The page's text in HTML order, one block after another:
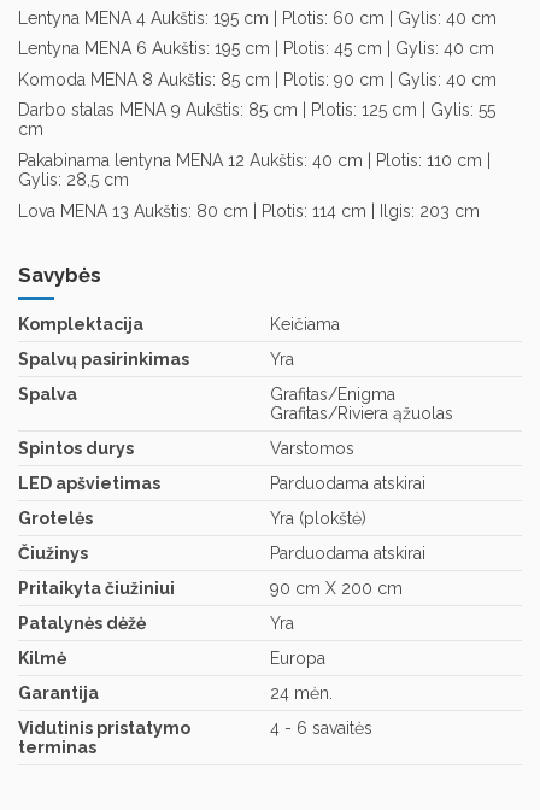
Lentyna MENA 4 Aukštis: 195 cm | Plotis: 60 cm | Gylis: 40 cm
Lentyna MENA 6 Aukštis: 195 cm | Plotis: 45 cm | Gylis: 40 cm
Komoda MENA 8 Aukštis: 85 cm | Plotis: 90 cm | Gylis: 40 cm
Darbo stalas MENA 9 Aukštis: 85 cm | Plotis: 125 cm | Gylis: 55
cm
Pakabinama lentyna MENA 12 Aukštis: 40 cm | Plotis: 110 cm |
Gylis: 28,5 cm
Lova MENA 13 Aukštis: 80 cm | Plotis: 114 cm | Ilgis: 203 cm
Savybės
Komplektacija
Keičiama
Spalvų pasirinkimas
Yra
Spalva
Grafitas/Enigma
Grafitas/Riviera ąžuolas
Spintos durys
Varstomos
LED apšvietimas
Parduodama atskirai
Grotelės
Yra (plokštė)
Čiužinys
Parduodama atskirai
Pritaikyta čiužiniui
90 cm X 200 cm
Patalynės dėžė
Yra
Kilmė
Europa
Garantija
24 mėn.
Vidutinis pristatymo
terminas
4 - 6 savaitės